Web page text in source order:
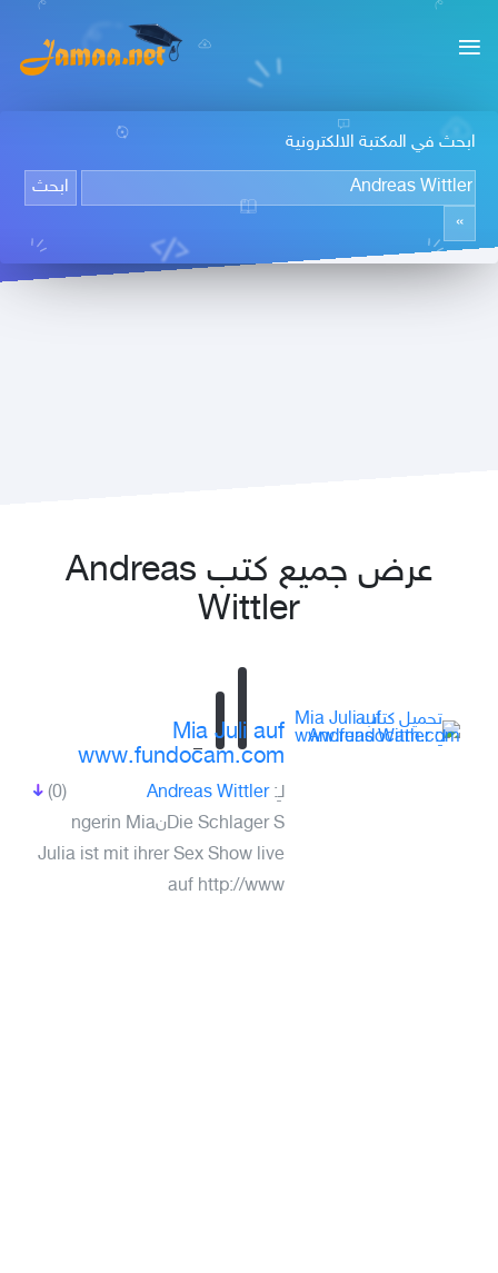
ابحث في المكتبة الالكترونية
عرض جميع كتب Andreas
Wittler
Mia Juli auf
www.fundocam.com
(0) لـِ:Andreas Wittler
Die Schlager Sنngerin Mia
Julia ist mit ihrer Sex Show live
auf http://www